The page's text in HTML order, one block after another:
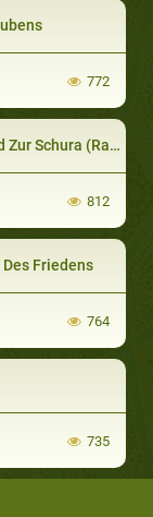
772
Gruppe)
812
Friedens
764
735